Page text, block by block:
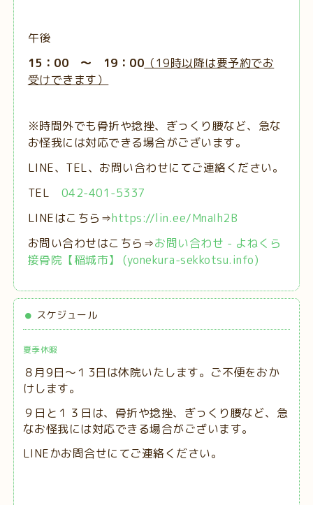
午後
15：00 ～ 19：00 （19時以降は要予約でお
受けできます）
※時間外でも骨折や捻挫、ぎっくり腰など、急な
お怪我には対応できる場合がございます。
LINE、TEL、お問い合わせにてご連絡ください。
TEL 042-401-5337
LINEはこちら⇒https://lin.ee/MnaIh2B
お問い合わせはこちら⇒お問い合わせ - よねくら
接骨院【稲城市】 (yonekura-sekkotsu.info)
スケジュール
夏季休暇
８月9日～１3日は休院いたします。ご不便をおか
けします。
９日と１３日は、 骨折や捻挫、ぎっくり腰など、急
なお怪我には対応できる場合がございます。
LINEかお問合せにてご連絡ください。